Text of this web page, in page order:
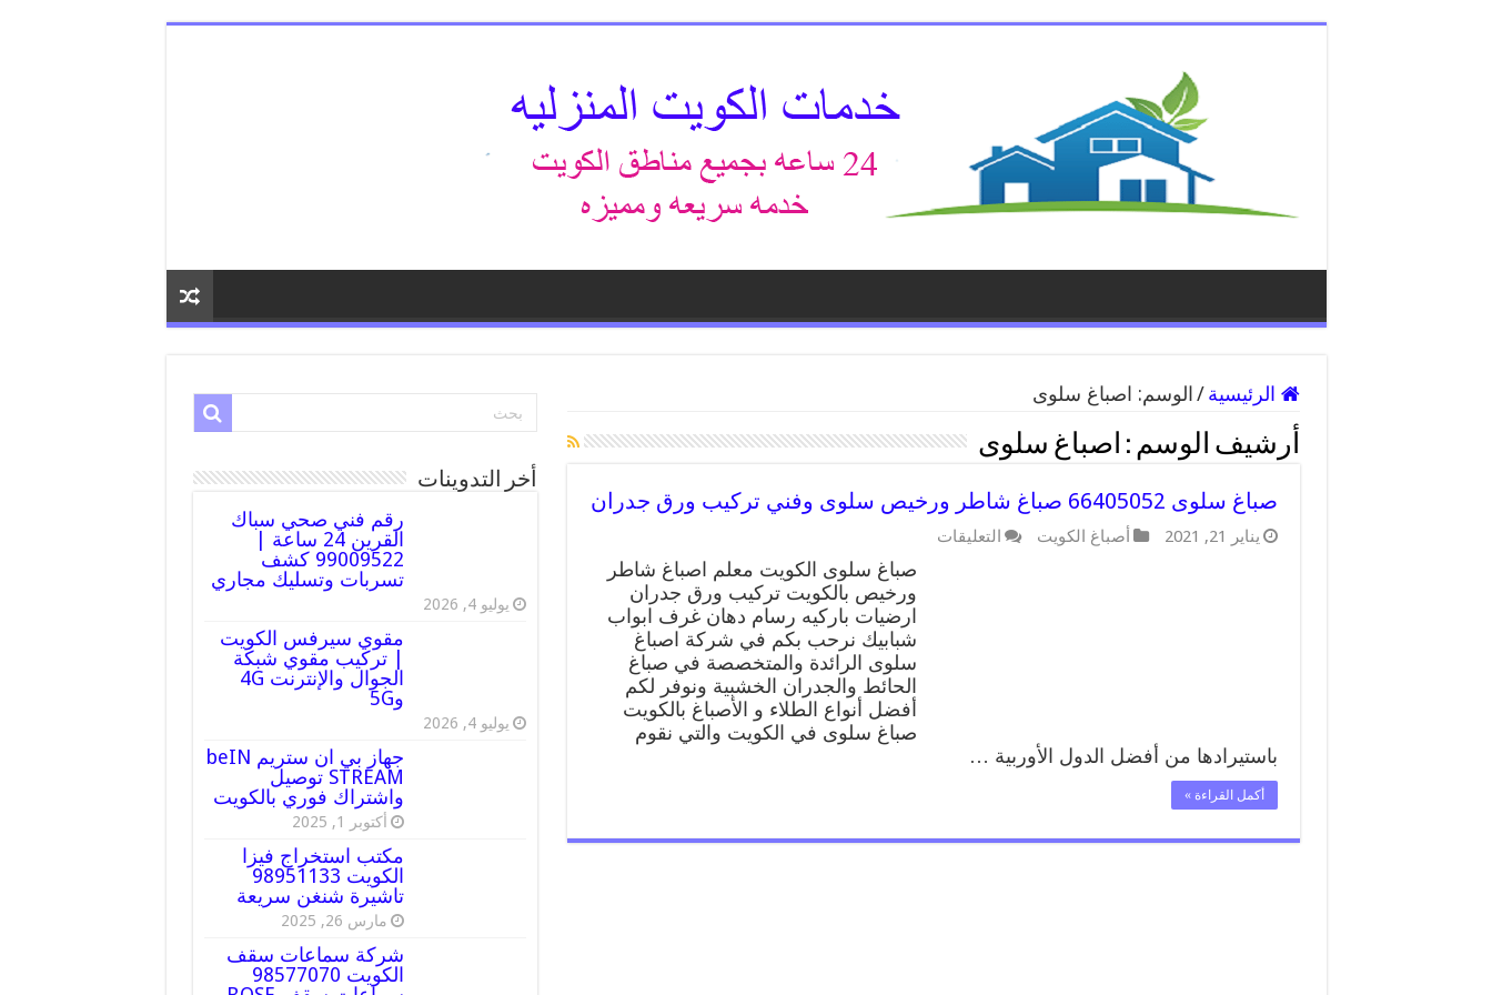
الرئيسية / الوسم: اصباغ سلوى
أرشيف الوسم : اصباغ سلوى
صباغ سلوى 66405052 صباغ شاطر ورخيص سلوى وفني تركيب ورق جدران
يناير 21, 2021 أصباغ الكويت التعليقات
سلوى
66405052
صباغ
شاطر
ورخيص
سلوى
وفني
تركيب
ورق
صباغ سلوى الكويت معلم اصباغ شاطر
ورخيص بالكويت تركيب ورق جدران
ارضيات باركيه رسام دهان غرف ابواب
شبابيك نرحب بكم في شركة اصباغ
سلوى الرائدة والمتخصصة في صباغ
الحائط والجدران الخشبية ونوفر لكم
أفضل أنواع الطلاء و الأصباغ بالكويت
صباغ سلوى في الكويت والتي نقوم
باستيرادها من أفضل الدول الأوربية …
أكمل القراءة »
أخر التدوينات
رقم فني صحي سباك
القرين 24 ساعة |
99009522 كشف
تسربات وتسليك مجاري
يوليو 4, 2026
مقوي سيرفس الكويت
| تركيب مقوي شبكة
الجوال والإنترنت 4G
و5G
يوليو 4, 2026
جهاز بي ان ستريم beIN
STREAM توصيل
واشتراك فوري بالكويت
أكتوبر 1, 2025
مكتب استخراج فيزا
الكويت 98951133
تاشيرة شنغن سريعة
مارس 26, 2025
شركة سماعات سقف
الكويت 98577070